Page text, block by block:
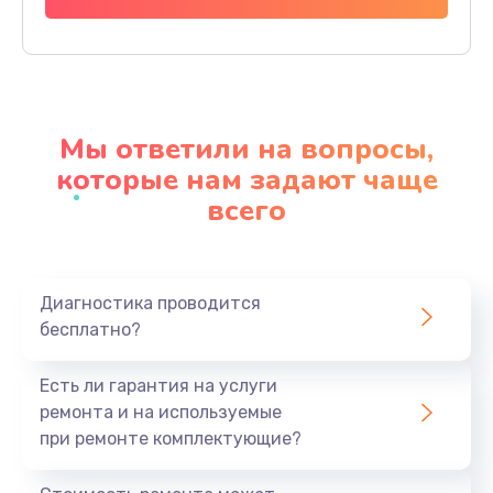
Заказать
Замена видеокарты
Заказать
545 руб.
Мы ответили на вопросы,
которые нам задают чаще
всего
Диагностика проводится
бесплатно?
Есть ли гарантия на услуги
ремонта и на используемые
при ремонте комплектующие?